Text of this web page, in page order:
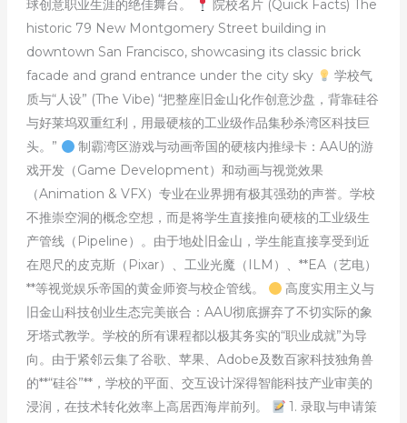
球创意职业生涯的绝佳舞台。
院校名片 (Quick Facts) The
historic 79 New Montgomery Street building in
downtown San Francisco, showcasing its classic brick
facade and grand entrance under the city sky
学校气
质与“人设” (The Vibe) “把整座旧金山化作创意沙盘，背靠硅谷
与好莱坞双重红利，用最硬核的工业级作品集秒杀湾区科技巨
头。”
制霸湾区游戏与动画帝国的硬核内推绿卡：AAU的游
戏开发（Game Development）和动画与视觉效果
（Animation & VFX）专业在业界拥有极其强劲的声誉。学校
不推崇空洞的概念空想，而是将学生直接推向硬核的工业级生
产管线（Pipeline）。由于地处旧金山，学生能直接享受到近
在咫尺的皮克斯（Pixar）、工业光魔（ILM）、**EA（艺电）
**等视觉娱乐帝国的黄金师资与校企管线。
高度实用主义与
旧金山科技创业生态完美嵌合：AAU彻底摒弃了不切实际的象
牙塔式教学。学校的所有课程都以极其务实的“职业成就”为导
向。由于紧邻云集了谷歌、苹果、Adobe及数百家科技独角兽
的**“硅谷”**，学校的平面、交互设计深得智能科技产业审美的
浸润，在技术转化效率上高居西海岸前列。
1. 录取与申请策